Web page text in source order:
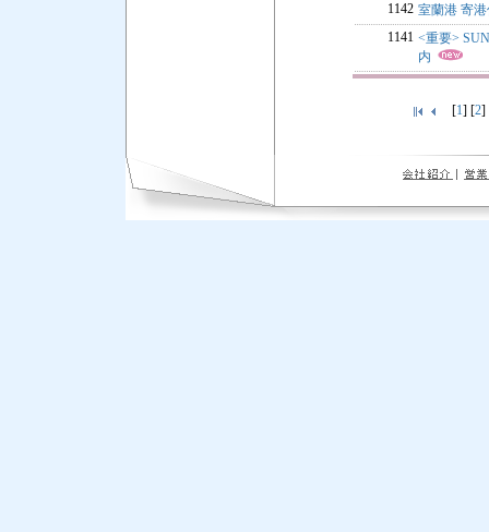
1142 室蘭港 寄
1141 <重要>
内
[1] [2]